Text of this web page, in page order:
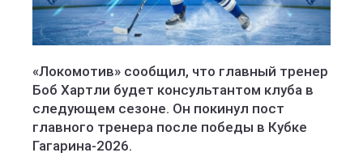
«Локомотив» сообщил, что главный тренер
Боб Хартли будет консультантом клуба в
следующем сезоне. Он покинул пост
главного тренера после победы в Кубке
Гагарина-2026.